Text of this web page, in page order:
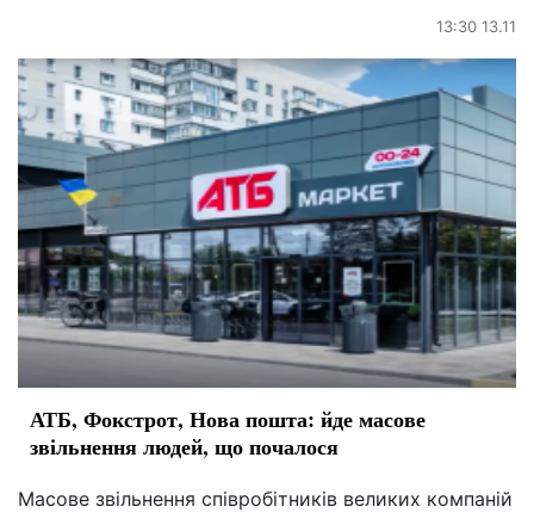
13:30 13.11
АТБ, Фокстрот, Нова пошта: йде масове
звільнення людей, що почалося
Масове звільнення співробітників великих компаній